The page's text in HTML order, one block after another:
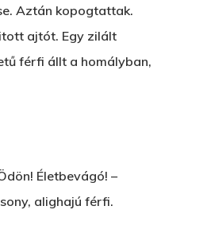
Aztán kopogtattak.
ajtót. Egy zilált
férfi állt a homályban,
Életbevágó! –
alighajú férfi.